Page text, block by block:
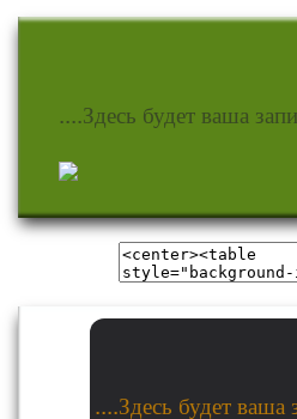
....Здесь будет ваша
....Здесь будет ваша